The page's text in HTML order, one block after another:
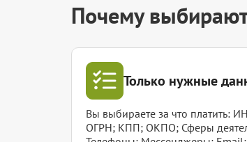
Почему
Только нужные
Вы выбираете за что платить:
ОГРН; КПП; ОКПО; Сферы